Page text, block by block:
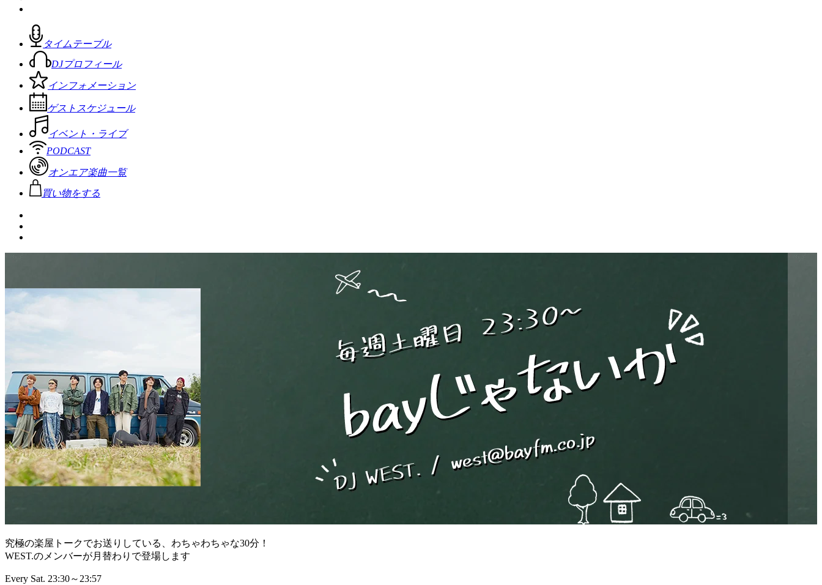
タイムテーブル
DJプロフィール
インフォメーション
ゲストスケジュール
イベント・ライブ
PODCAST
オンエア楽曲一覧
買い物をする
究極の楽屋トークでお送りしている、わちゃわちゃな30分！
WEST.のメンバーが月替わりで登場します
Every Sat. 23:30～23:57